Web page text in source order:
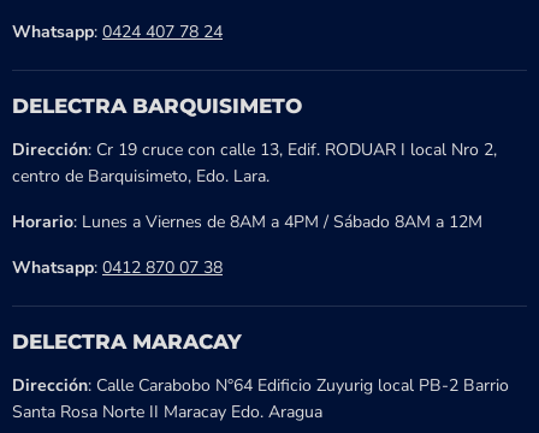
Whatsapp: 0424 407 78 24
DELECTRA BARQUISIMETO
Dirección: Cr 19 cruce con calle 13, Edif. RODUAR I local Nro 2,
centro de Barquisimeto, Edo. Lara.
Horario: Lunes a Viernes de 8AM a 4PM / Sábado 8AM a 12M
Whatsapp: 0412 870 07 38
DELECTRA MARACAY
Dirección: Calle Carabobo N°64 Edificio Zuyurig local PB-2 Barrio
Santa Rosa Norte II Maracay Edo. Aragua